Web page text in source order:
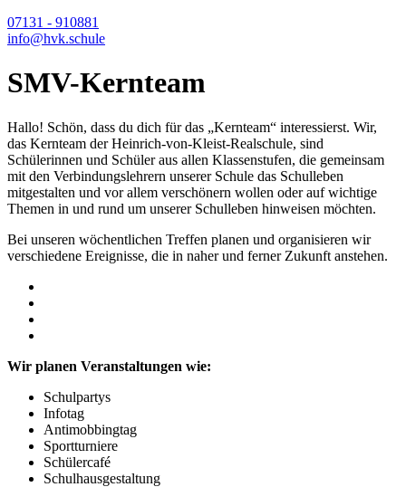
07131 - 910881
info@hvk.schule
SMV-Kernteam
Hallo! Schön, dass du dich für das „Kernteam“ interessierst. Wir,
das Kernteam der Heinrich-von-Kleist-Realschule, sind
Schülerinnen und Schüler aus allen Klassenstufen, die gemeinsam
mit den Verbindungslehrern unserer Schule das Schulleben
mitgestalten und vor allem verschönern wollen oder auf wichtige
Themen in und rund um unserer Schulleben hinweisen möchten.
Bei unseren wöchentlichen Treffen planen und organisieren wir
verschiedene Ereignisse, die in naher und ferner Zukunft anstehen.
Wir planen Veranstaltungen wie:
Schulpartys
Infotag
Antimobbingtag
Sportturniere
Schülercafé
Schulhausgestaltung